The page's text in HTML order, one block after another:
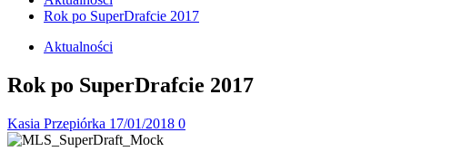
Rok po SuperDrafcie 2017
Aktualności
Rok po SuperDrafcie 2017
Kasia Przepiórka 17/01/2018 0